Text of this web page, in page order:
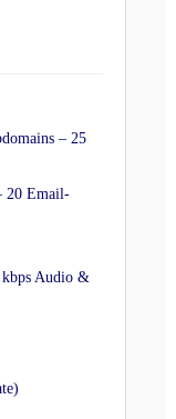
– 25
20 Email-
kbps Audio &